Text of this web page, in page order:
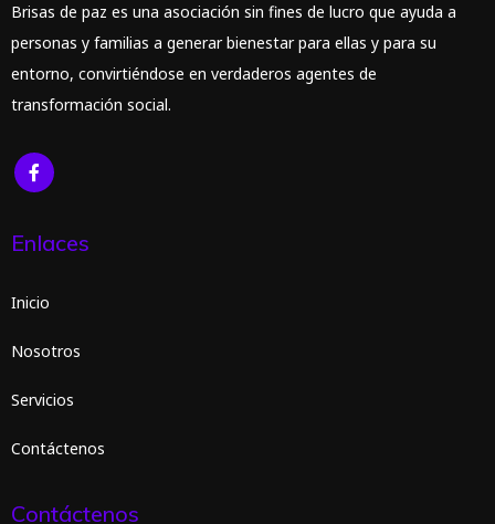
Brisas de paz es una asociación sin fines de lucro que ayuda a
personas y familias a generar bienestar para ellas y para su
entorno, convirtiéndose en verdaderos agentes de
transformación social.
Enlaces
Inicio
Nosotros
Servicios
Contáctenos
Contáctenos